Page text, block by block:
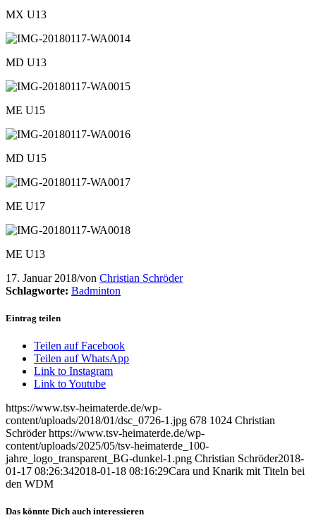
MX U13
MD U13
ME U15
MD U15
ME U17
ME U13
17. Januar 2018/von Christian Schröder
Schlagworte: Badminton
Eintrag teilen
Teilen auf Facebook
Teilen auf WhatsApp
Link to Instagram
Link to Youtube
https://www.tsv-heimaterde.de/wp-
content/uploads/2018/01/dsc_0726-1.jpg 678 1024 Christian
Schröder https://www.tsv-heimaterde.de/wp-
content/uploads/2025/05/tsv-heimaterde_100-
jahre_logo_transparent_BG-dunkel-1.png Christian Schröder2018-
01-17 08:26:342018-01-18 08:16:29Cara und Knarik mit Titeln bei
den WDM
Das könnte Dich auch interessieren